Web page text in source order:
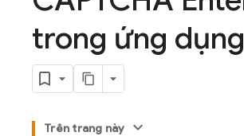
trong ứng
Trên trang này